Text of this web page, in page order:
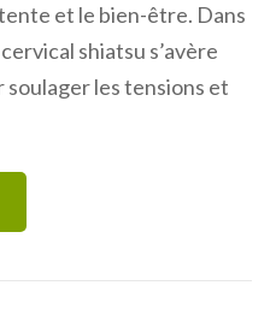
et le bien-être. Dans
shiatsu s’avère
les tensions et